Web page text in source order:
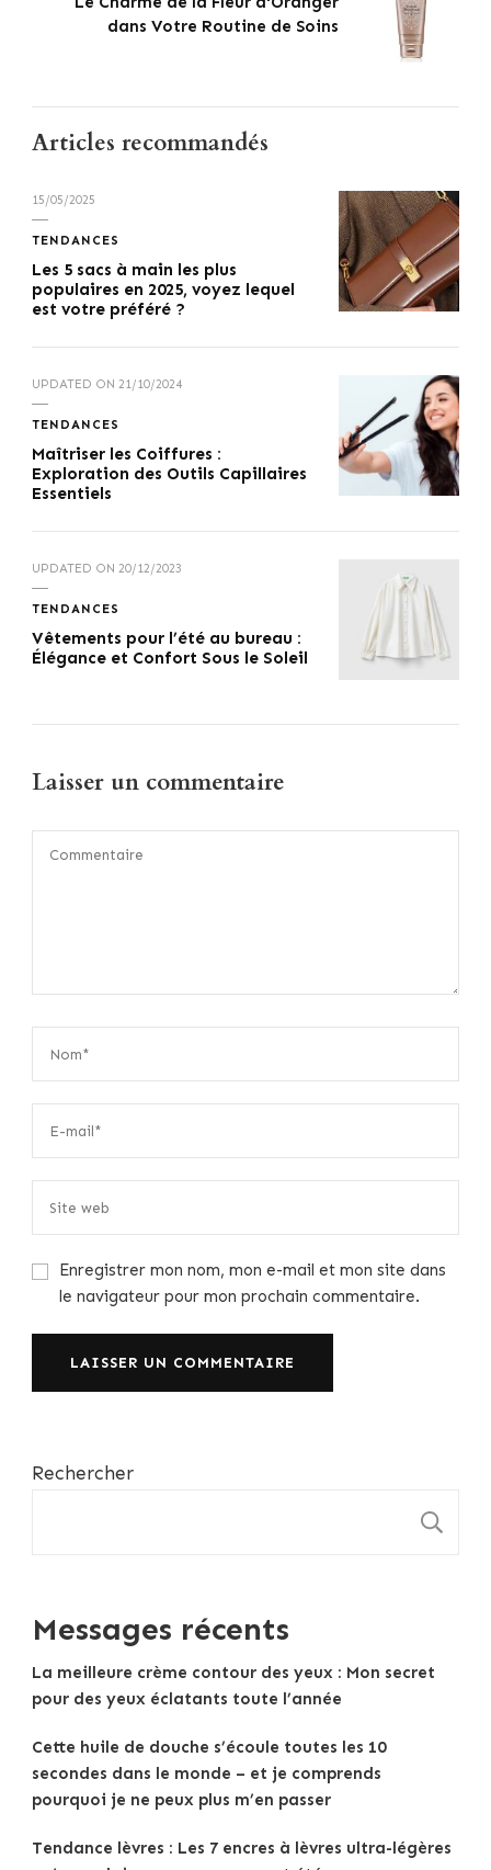
dans Votre Routine de Soins
Articles recommandés
15/05/2025
TENDANCES
Les 5 sacs à main les plus
populaires en 2025, voyez lequel
est votre préféré ?
UPDATED ON 21/10/2024
TENDANCES
Maîtriser les Coiffures :
Exploration des Outils Capillaires
Essentiels
UPDATED ON 20/12/2023
TENDANCES
Vêtements pour l’été au bureau :
Élégance et Confort Sous le Soleil
Laisser un commentaire
Enregistrer mon nom, mon e-mail et mon site dans
le navigateur pour mon prochain commentaire.
Rechercher
Messages récents
La meilleure crème contour des yeux : Mon secret
pour des yeux éclatants toute l’année
Cette huile de douche s’écoule toutes les 10
secondes dans le monde – et je comprends
pourquoi je ne peux plus m’en passer
Tendance lèvres : Les 7 encres à lèvres ultra-légères